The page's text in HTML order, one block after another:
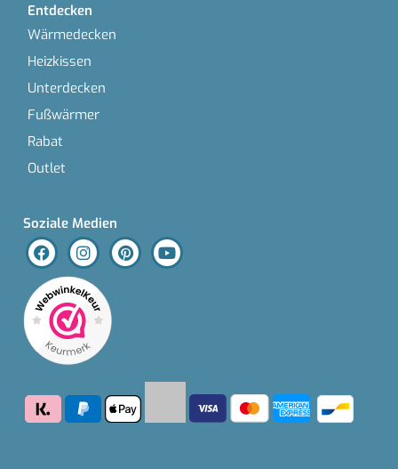
Entdecken
Wärmedecken
Heizkissen
Unterdecken
Fußwärmer
Rabat
Outlet
Soziale Medien